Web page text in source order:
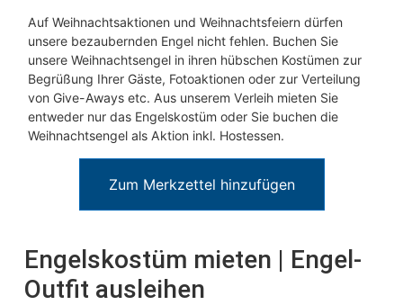
Auf Weihnachtsaktionen und Weihnachtsfeiern dürfen
unsere bezaubernden Engel nicht fehlen. Buchen Sie
unsere Weihnachtsengel in ihren hübschen Kostümen zur
Begrüßung Ihrer Gäste, Fotoaktionen oder zur Verteilung
von Give-Aways etc. Aus unserem Verleih mieten Sie
entweder nur das Engelskostüm oder Sie buchen die
Weihnachtsengel als Aktion inkl. Hostessen.
Zum Merkzettel hinzufügen
Engelskostüm mieten | Engel-
Outfit ausleihen